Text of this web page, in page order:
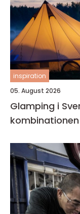
inspiration
05. August 2026
Glamping i